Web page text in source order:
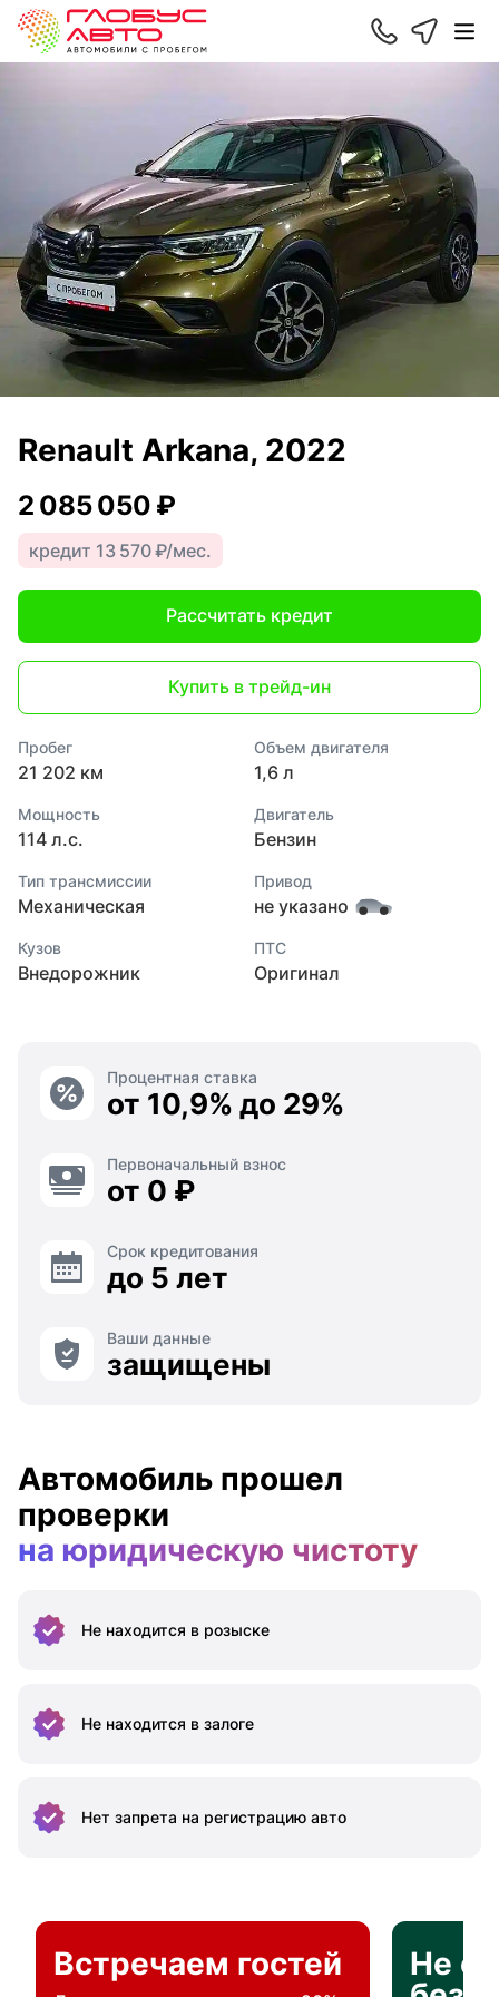
Renault Arkana, 2022
2 085 050 ₽
кредит 13 570 ₽/мес.
Рассчитать кредит
Купить в трейд-ин
Пробег
21 202 км
Объем двигателя
1,6 л
Мощность
114 л.с.
Двигатель
Бензин
Тип трансмиссии
Механическая
Привод
не указано
Кузов
Внедорожник
ПТС
Оригинал
Процентная ставка
от 10,9% до 29%
Первоначальный взнос
от 0 ₽
Срок кредитования
до 5 лет
Ваши данные
защищены
Автомобиль прошел
проверки
на юридическую чистоту
Не находится в розыске
Не находится в залоге
Нет запрета на регистрацию авто
Встречаем гостей
Не